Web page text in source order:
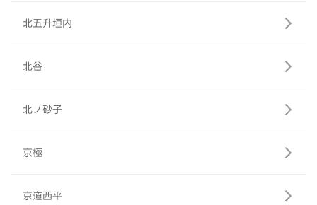
北五升垣内
北谷
北ノ砂子
京極
京道西平